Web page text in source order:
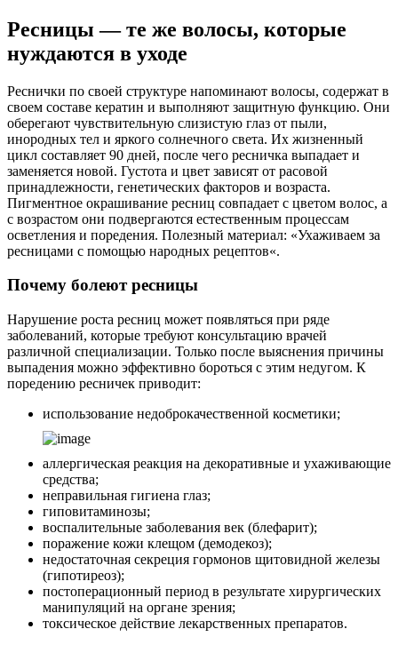
Ресницы — те же волосы, которые
нуждаются в уходе
Реснички по своей структуре напоминают волосы, содержат в
своем составе кератин и выполняют защитную функцию. Они
оберегают чувствительную слизистую глаз от пыли,
инородных тел и яркого солнечного света. Их жизненный
цикл составляет 90 дней, после чего ресничка выпадает и
заменяется новой. Густота и цвет зависят от расовой
принадлежности, генетических факторов и возраста.
Пигментное окрашивание ресниц совпадает с цветом волос, а
с возрастом они подвергаются естественным процессам
осветления и поредения. Полезный материал: «Ухаживаем за
ресницами с помощью народных рецептов«.
Почему болеют ресницы
Нарушение роста ресниц может появляться при ряде
заболеваний, которые требуют консультацию врачей
различной специализации. Только после выяснения причины
выпадения можно эффективно бороться с этим недугом. К
поредению ресничек приводит:
использование недоброкачественной косметики;
аллергическая реакция на декоративные и ухаживающие
средства;
неправильная гигиена глаз;
гиповитаминозы;
воспалительные заболевания век (блефарит);
поражение кожи клещом (демодекоз);
недостаточная секреция гормонов щитовидной железы
(гипотиреоз);
постоперационный период в результате хирургических
манипуляций на органе зрения;
токсическое действие лекарственных препаратов.